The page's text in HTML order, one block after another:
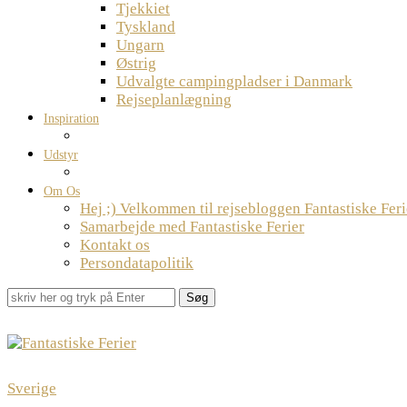
Tjekkiet
Tyskland
Ungarn
Østrig
Udvalgte campingpladser i Danmark
Rejseplanlægning
Inspiration
Udstyr
Om Os
Hej ;) Velkommen til rejsebloggen Fantastiske
Samarbejde med Fantastiske Ferier
Kontakt os
Persondatapolitik
Søg
Sverige